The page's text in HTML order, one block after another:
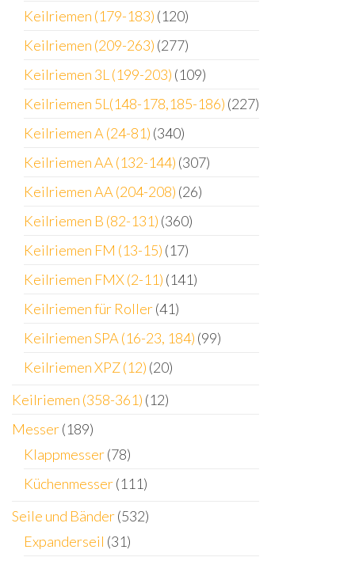
Keilriemen (179-183) (120)
Keilriemen (209-263) (277)
Keilriemen 3L (199-203) (109)
Keilriemen 5L(148-178,185-186) (227)
Keilriemen A (24-81) (340)
Keilriemen AA (132-144) (307)
Keilriemen AA (204-208) (26)
Keilriemen B (82-131) (360)
Keilriemen FM (13-15) (17)
Keilriemen FMX (2-11) (141)
Keilriemen für Roller(41)
Keilriemen SPA (16-23, 184) (99)
Keilriemen XPZ (12) (20)
Keilriemen (358-361) (12)
Messer(189)
Klappmesser(78)
Küchenmesser(111)
Seile und Bänder(532)
Expanderseil (31)